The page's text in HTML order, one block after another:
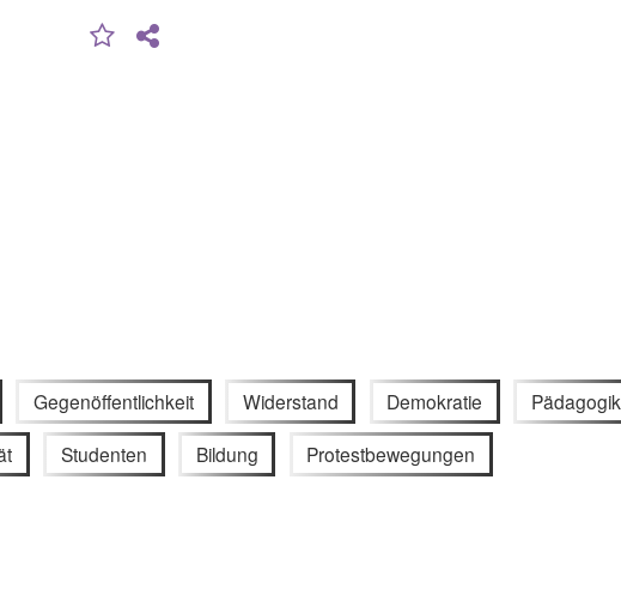
Gegenöffentlichkeit Widerstand Demokratie Pädagogik
Studenten Bildung Protestbewegungen